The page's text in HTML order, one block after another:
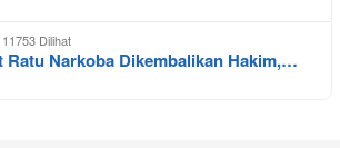
11753 Dilihat
Ratu Narkoba Dikembalikan Hakim,…